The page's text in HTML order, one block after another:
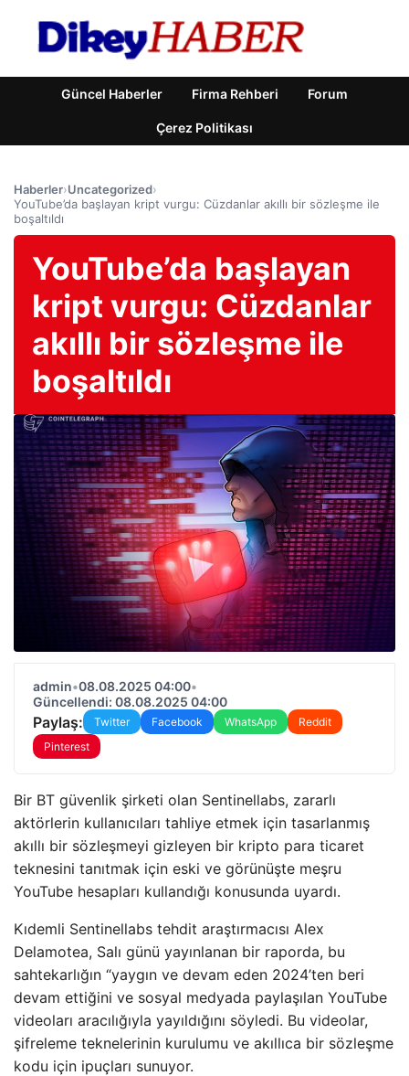
Güncel Haberler Firma Rehberi Forum
Çerez Politikası
Haberler›Uncategorized›
YouTube’da başlayan kript vurgu: Cüzdanlar akıllı bir sözleşme ile
boşaltıldı
YouTube’da başlayan
kript vurgu: Cüzdanlar
akıllı bir sözleşme ile
boşaltıldı
admin•08.08.2025 04:00•
Güncellendi: 08.08.2025 04:00
Paylaş: Twitter Facebook WhatsApp
Reddit
Pinterest
Bir BT güvenlik şirketi olan Sentinellabs, zararlı
aktörlerin kullanıcıları tahliye etmek için tasarlanmış
akıllı bir sözleşmeyi gizleyen bir kripto para ticaret
teknesini tanıtmak için eski ve görünüşte meşru
YouTube hesapları kullandığı konusunda uyardı.
Kıdemli Sentinellabs tehdit araştırmacısı Alex
Delamotea, Salı günü yayınlanan bir raporda, bu
sahtekarlığın “yaygın ve devam eden 2024’ten beri
devam ettiğini ve sosyal medyada paylaşılan YouTube
videoları aracılığıyla yayıldığını söyledi. Bu videolar,
şifreleme teknelerinin kurulumu ve akıllıca bir sözleşme
kodu için ipuçları sunuyor.